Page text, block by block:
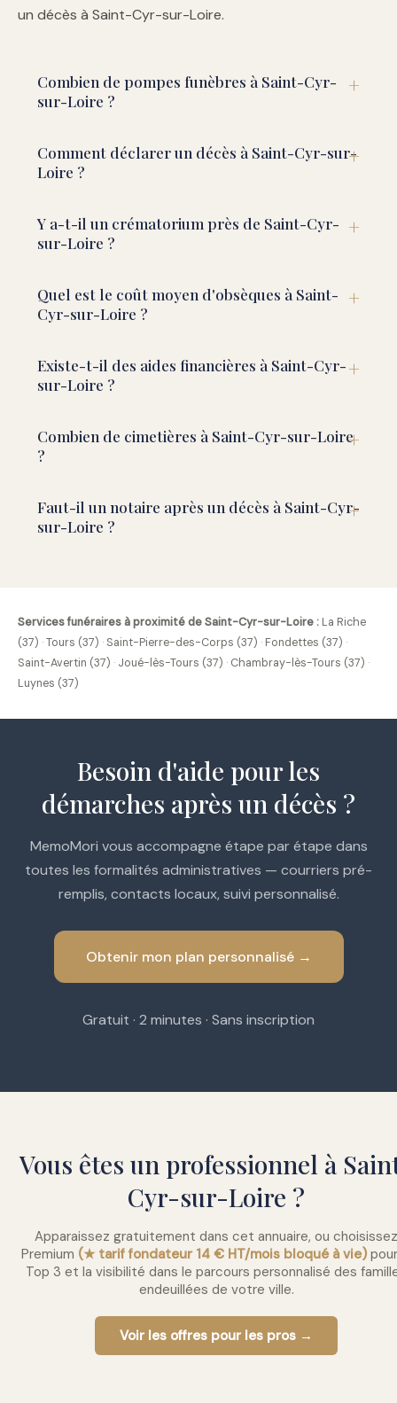
un décès à Saint-Cyr-sur-Loire.
Combien de pompes funèbres à Saint-Cyr-
sur-Loire ?
Comment déclarer un décès à Saint-Cyr-sur-
Loire ?
Y a-t-il un crématorium près de Saint-Cyr-
sur-Loire ?
Quel est le coût moyen d'obsèques à Saint-
Cyr-sur-Loire ?
Existe-t-il des aides financières à Saint-Cyr-
sur-Loire ?
Combien de cimetières à Saint-Cyr-sur-Loire
?
Faut-il un notaire après un décès à Saint-Cyr-
sur-Loire ?
Services funéraires à proximité de Saint-Cyr-sur-Loire : La Riche
(37) ·Tours (37) · Saint-Pierre-des-Corps (37) · Fondettes (37) ·
Saint-Avertin (37) · Joué-lès-Tours (37) · Chambray-lès-Tours (37) ·
Luynes (37)
Besoin d'aide pour les
démarches après un décès ?
MemoMori vous accompagne étape par étape dans
toutes les formalités administratives — courriers pré-
remplis, contacts locaux, suivi personnalisé.
Obtenir mon plan personnalisé →
Gratuit · 2 minutes · Sans inscription
Vous êtes un professionnel à
Cyr-sur-Loire ?
Apparaissez gratuitement dans cet annuaire, ou choisissez
Premium (★ tarif fondateur 14 € HT/mois bloqué à vie)
Top 3 et la visibilité dans le parcours personnalisé des
endeuillées de votre ville.
Voir les offres pour les pros →